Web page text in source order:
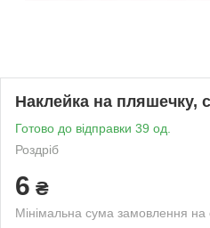
Наклейка на пляшечку,
Готово до відправки 39 од.
Роздріб
6 ₴
Мінімальна сума замовлення